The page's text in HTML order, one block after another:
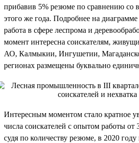
прибавив 5% резюме по сравнению со
этого же года. Подробнее на
работа в сфере леспрома и
момент интересна соискателям,
АО, Калмыкии, Ингушетии,
регионах размещены буквально
Интересным моментом стало кратное
числа соискателей с опытом работы от
судя по количеству резюме, в 2020